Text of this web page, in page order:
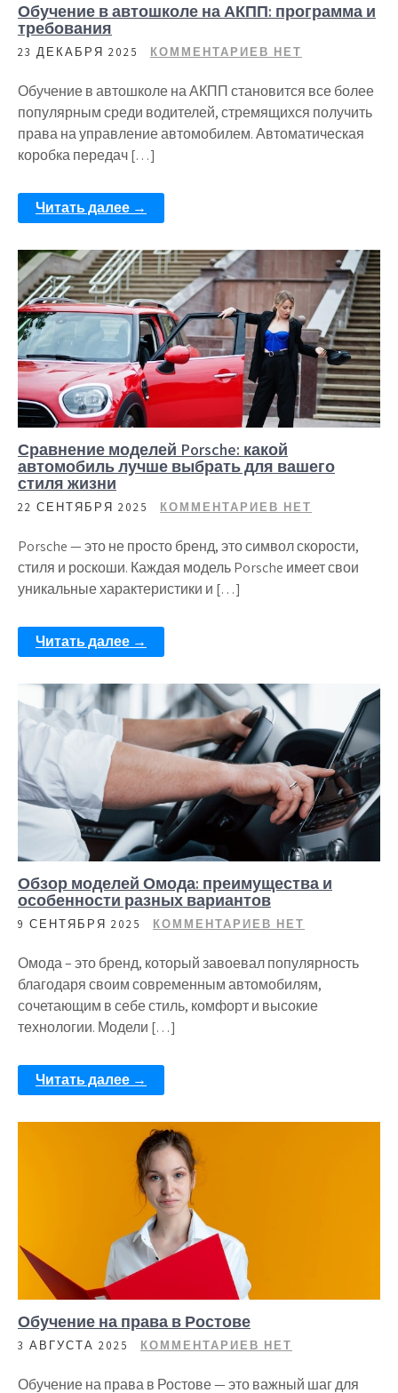
Обучение в автошколе на АКПП: программа и
требования
23 ДЕКАБРЯ 2025 КОММЕНТАРИЕВ НЕТ
Обучение в автошколе на АКПП становится все более
популярным среди водителей, стремящихся получить
права на управление автомобилем. Автоматическая
коробка передач […]
Читать далее →
Сравнение моделей Porsche: какой
автомобиль лучше выбрать для вашего
стиля жизни
22 СЕНТЯБРЯ 2025 КОММЕНТАРИЕВ НЕТ
Porsche — это не просто бренд, это символ скорости,
стиля и роскоши. Каждая модель Porsche имеет свои
уникальные характеристики и […]
Читать далее →
Обзор моделей Омода: преимущества и
особенности разных вариантов
9 СЕНТЯБРЯ 2025 КОММЕНТАРИЕВ НЕТ
Омода – это бренд, который завоевал популярность
благодаря своим современным автомобилям,
сочетающим в себе стиль, комфорт и высокие
технологии. Модели […]
Читать далее →
Обучение на права в Ростове
3 АВГУСТА 2025 КОММЕНТАРИЕВ НЕТ
Обучение на права в Ростове — это важный шаг для